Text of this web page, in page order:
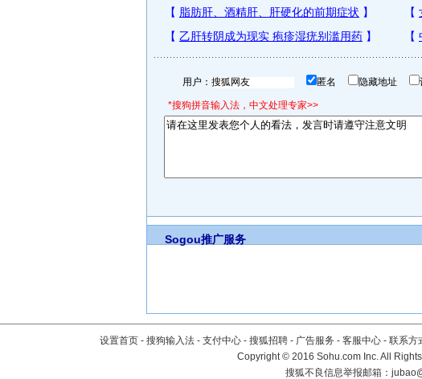
用户： 匿名 隐藏地址
*搜狗拼音输入法，中文处理专家>>
Sogou推广服务
设置首页 - 搜狗输入法 - 支付中心 - 搜狐招聘 - 广告服务 - 客服中心 - 联系方
Copyright©2016 Sohu.com Inc. All
搜狐不良信息举报邮箱：